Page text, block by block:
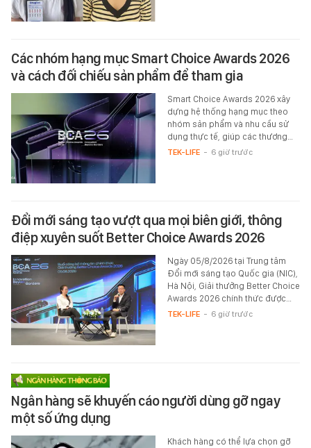
Các nhóm hạng mục Smart Choice Awards 2026
và cách đối chiếu sản phẩm để tham gia
Smart Choice Awards 2026 xây
dựng hệ thống hạng mục theo
nhóm sản phẩm và nhu cầu sử
dụng thực tế, giúp các thương…
TEK-LIFE - 6 giờ trước
Đổi mới sáng tạo vượt qua mọi biên giới, thông
điệp xuyên suốt Better Choice Awards 2026
Ngày 05/8/2026 tại Trung tâm
Đổi mới sáng tạo Quốc gia (NIC),
Hà Nội, Giải thưởng Better Choice
Awards 2026 chính thức được…
TEK-LIFE - 6 giờ trước
Ngân hàng sẽ khuyến cáo người dùng gỡ ngay
một số ứng dụng
Khách hàng có thể lựa chọn gỡ